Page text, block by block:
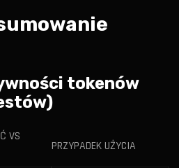
tokenów
VS
PRZYPADEK UŻYCIA